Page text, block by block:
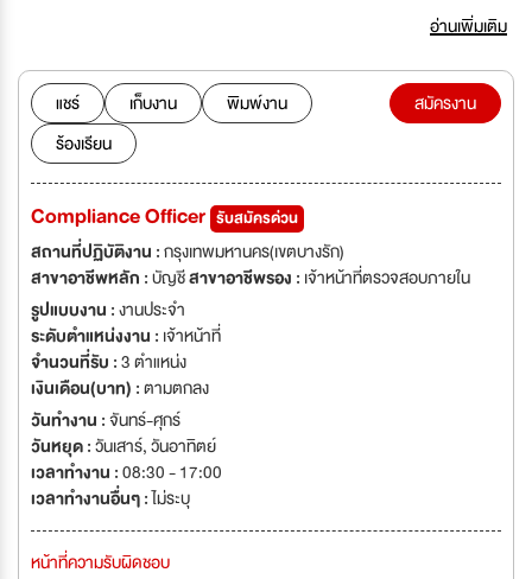
พนักงานเพื่อตอบสนองความต้องการของลูกค้าได้อย่างเหนือความคาดหมาย
ความสำเร็จของมิตรแท้ประกันภัยในวันนี้เกิดจากความไว้วางใจของลูกค้าทุกคนที่
มั่นใจเลือกเราให้เป็น เพื่อนแท้ที่คอยอยู่เคียงข้างเพื่อสร้างความอุ่นใจในทรัพย์สิน
อันมีค่าตลอดเวลา นับเป็นกำลังใจและแรงสนับสนุนอันมีคุณค่าอย่างยิ่งที่ทำให้เรา
มีความมุ่งมั่นพัฒนาการบริการอย่างดีเลิศและกรมธรรม์ที่มีความคุ้มครองที่
ครอบคลุม อย่างคุ้มค่าเพื่อตอบแทนผู้มีอุปการะคุณของเราทุกคน มิตรแท้ประกัน
ภัยมีความมุ่งมั่นอย่างแรงกล้าและพร้อมที่จะเป็นเพื่อนแท้ เคียงข้างคนไทยด้วย
งานบริการที่เปี่ยมด้วยคุณภาพ...ด้วยความเป็นมิตรแท้ตลอด ไป
.......................................................................................
...................... นโยบายการรับสมัครงาน * ตำแหน่งงานที่ประกาศ ไม่
เกี่ยวข้องกับ งานขายประกันภัย/ทำยอดฯ ใดๆ
อ่านเพิ่มเติม
แชร์ เก็บงาน
พิมพ์งาน
ร้องเรียน
สมัครงาน
Compliance Officer รับสมัครด่วน
สถานที่ปฏิบัติงาน :กรุงเทพมหานคร(เขตบางรัก)
สาขาอาชีพหลัก :บัญชีสาขาอาชีพรอง : เจ้าหน้าที่ตรวจสอบภายใน
รูปแบบงาน :งานประจำ
ระดับตำแหน่งงาน : เจ้าหน้าที่
จำนวนที่รับ :3 ตำแหน่ง
เงินเดือน(บาท) :ตามตกลง
วันทำงาน :จันทร์-ศุกร์
วันหยุด :วันเสาร์,วันอาทิตย์
เวลาทำงาน :08:30 - 17:00
เวลาทำงานอื่นๆ :ไม่ระบุ
หน้าที่ความรับผิดชอบ